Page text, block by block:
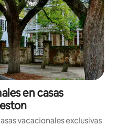
en casas
vacacionales exclusivas